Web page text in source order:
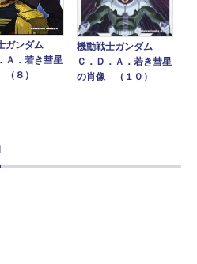
ガンダム
Ａ．若き彗星
８）
機動戦士ガンダム
Ｃ．Ｄ．Ａ．若き彗星
の肖像 （１０）